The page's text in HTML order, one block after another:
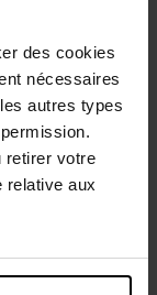
des cookies
nécessaires
autres types
retirer votre
relative aux